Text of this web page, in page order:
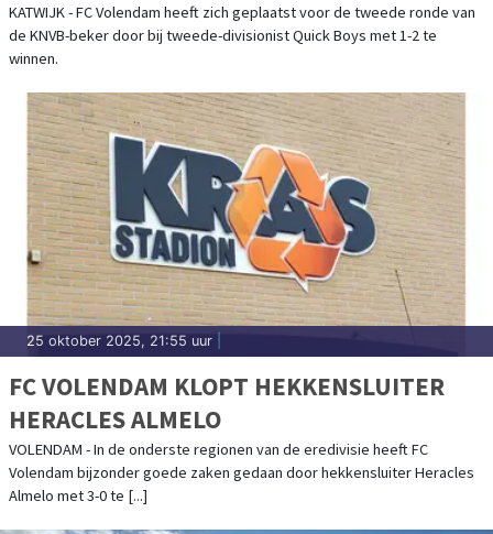
KATWIJK - FC Volendam heeft zich geplaatst voor de tweede ronde van
de KNVB-beker door bij tweede-divisionist Quick Boys met 1-2 te
winnen.
25 oktober 2025, 21:55 uur
FC VOLENDAM KLOPT HEKKENSLUITER
HERACLES ALMELO
VOLENDAM - In de onderste regionen van de eredivisie heeft FC
Volendam bijzonder goede zaken gedaan door hekkensluiter Heracles
Almelo met 3-0 te [...]